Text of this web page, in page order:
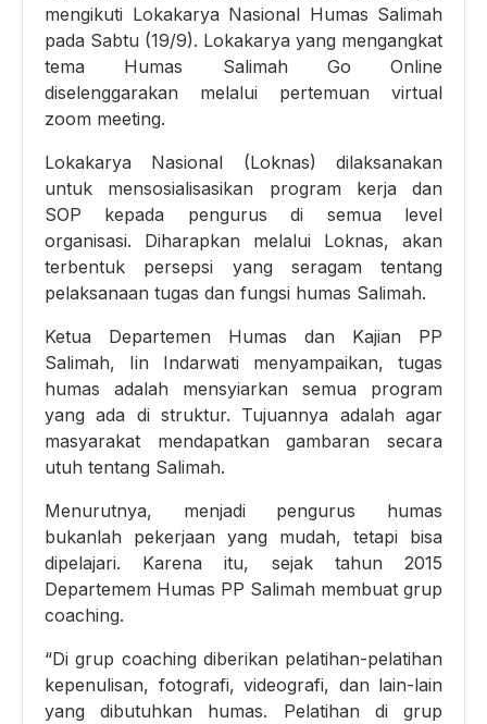
mengikuti Lokakarya Nasional Humas Salimah
pada Sabtu (19/9). Lokakarya yang mengangkat
tema Humas Salimah Go Online
diselenggarakan melalui pertemuan virtual
zoom meeting.
Lokakarya Nasional (Loknas) dilaksanakan
untuk mensosialisasikan program kerja dan
SOP kepada pengurus di semua level
organisasi. Diharapkan melalui Loknas, akan
terbentuk persepsi yang seragam tentang
pelaksanaan tugas dan fungsi humas Salimah.
Ketua Departemen Humas dan Kajian PP
Salimah, Iin Indarwati menyampaikan, tugas
humas adalah mensyiarkan semua program
yang ada di struktur. Tujuannya adalah agar
masyarakat mendapatkan gambaran secara
utuh tentang Salimah.
Menurutnya, menjadi pengurus humas
bukanlah pekerjaan yang mudah, tetapi bisa
dipelajari. Karena itu, sejak tahun 2015
Departemem Humas PP Salimah membuat grup
coaching.
“Di grup coaching diberikan pelatihan-pelatihan
kepenulisan, fotografi, videografi, dan lain-lain
yang dibutuhkan humas. Pelatihan di grup